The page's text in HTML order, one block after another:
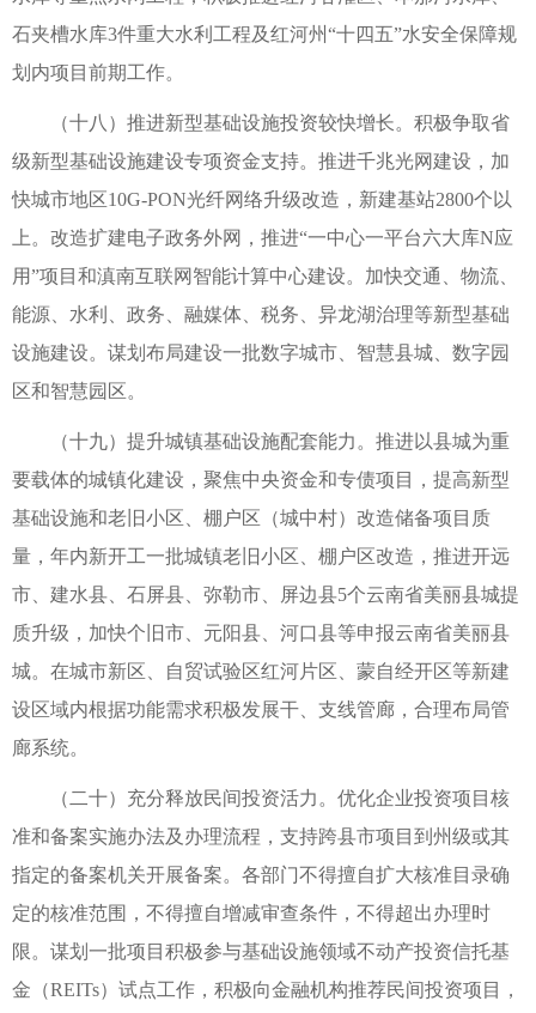
石夹槽水库3件重大水利工程及红河州“十四五”水安全保障规
划内项目前期工作。
（十八）推进新型基础设施投资较快增长。积极争取省
级新型基础设施建设专项资金支持。推进千兆光网建设，加
快城市地区10G-PON光纤网络升级改造，新建基站2800个以
上。改造扩建电子政务外网，推进“一中心一平台六大库N应
用”项目和滇南互联网智能计算中心建设。加快交通、物流、
能源、水利、政务、融媒体、税务、异龙湖治理等新型基础
设施建设。谋划布局建设一批数字城市、智慧县城、数字园
区和智慧园区。
（十九）提升城镇基础设施配套能力。推进以县城为重
要载体的城镇化建设，聚焦中央资金和专债项目，提高新型
基础设施和老旧小区、棚户区（城中村）改造储备项目质
量，年内新开工一批城镇老旧小区、棚户区改造，推进开远
市、建水县、石屏县、弥勒市、屏边县5个云南省美丽县城提
质升级，加快个旧市、元阳县、河口县等申报云南省美丽县
城。在城市新区、自贸试验区红河片区、蒙自经开区等新建
设区域内根据功能需求积极发展干、支线管廊，合理布局管
廊系统。
（二十）充分释放民间投资活力。优化企业投资项目核
准和备案实施办法及办理流程，支持跨县市项目到州级或其
指定的备案机关开展备案。各部门不得擅自扩大核准目录确
定的核准范围，不得擅自增减审查条件，不得超出办理时
限。谋划一批项目积极参与基础设施领域不动产投资信托基
金（REITs）试点工作，积极向金融机构推荐民间投资项目，